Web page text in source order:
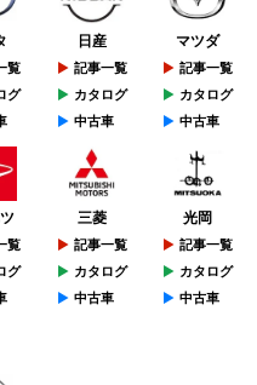
覧
グ
日産
記事一覧
カタログ
中古車
マツダ
記事一覧
カタログ
中古車
覧
グ
三菱
記事一覧
カタログ
中古車
光岡
記事一覧
カタログ
中古車